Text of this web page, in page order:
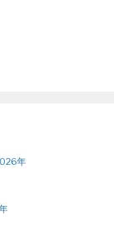
年